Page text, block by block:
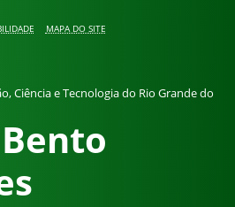
MAPA DO SITE
Ciência e Tecnologia do Rio Grande do